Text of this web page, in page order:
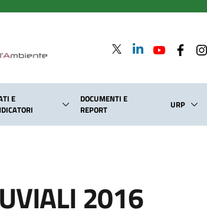
E
DOCUMENTI E
REPORT
URP
2016